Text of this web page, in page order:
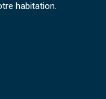
habitation.